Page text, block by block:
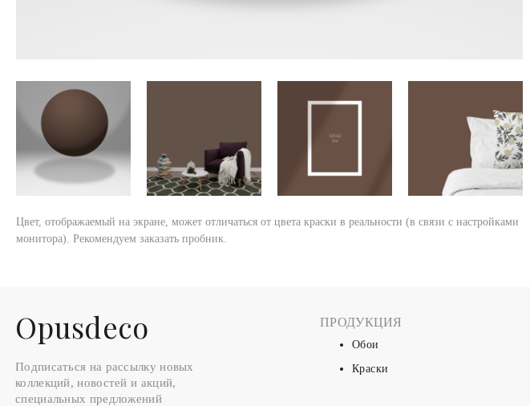
Цвет, отображаемый на экране, может отличаться от цвета краски в реальности (в связи с настройками
монитора). Рекомендуем заказать пробник.
Оpusdeco
Подписаться на рассылку новых
коллекций, новостей и акций,
специальных предложений
ПРОДУКЦИЯ
Обои
Краски